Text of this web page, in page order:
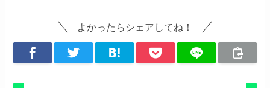
よかったらシェアしてね！